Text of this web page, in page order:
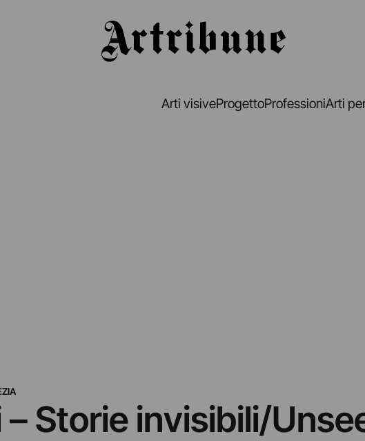
Arti visiveProgettoProfessioniArti
– Storie invisibili/